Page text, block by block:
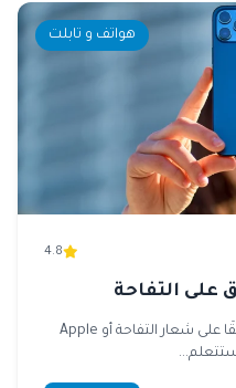
هواتف و تابلت
4.8
على التفاحة
إذا كان جهاز iPhone الخاص بك معلقًا على شعار التفاحة أو Apple